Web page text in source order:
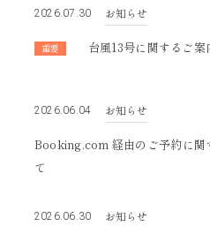
2026.07.30 お知らせ
重要 台風13号に関するご案
2026.06.04 お知らせ
Booking.com 経由のご予約に関
て
2026.06.30 お知らせ